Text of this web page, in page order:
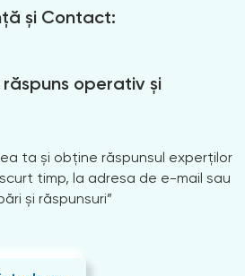
și Contact:
operativ și
ta și obține răspunsul experților
timp, la adresa de e-mail sau
și răspunsuri”